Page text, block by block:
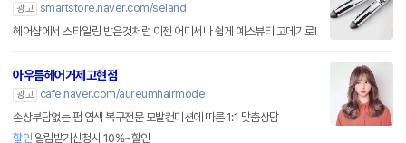
광고 smartstore.naver.com/seland
헤어샵에서 스타일링 받은것처럼 이젠 어디서나 쉽게 예스뷰티 고데기로!
아우름헤어거제고현점
광고
cafe.naver.com/aureumhairmode
손상부담없는 펌 염색 복구전문 모발컨디션에 따른 1:1 맞춤상담
할인 알림받기신청시 10%~할인